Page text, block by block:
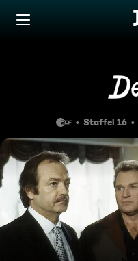
Zum Inhalt springen
Staffel 16